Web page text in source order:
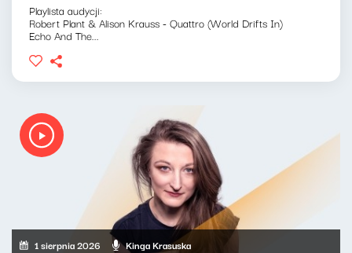
Playlista audycji:
Robert Plant & Alison Krauss - Quattro (World Drifts In)
Echo And The...
1 sierpnia 2026 Kinga Krasuska